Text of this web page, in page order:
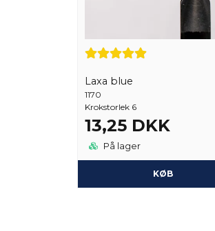
Laxa blue
1170
Krokstorlek 6
13,25 DKK
På lager
KØB